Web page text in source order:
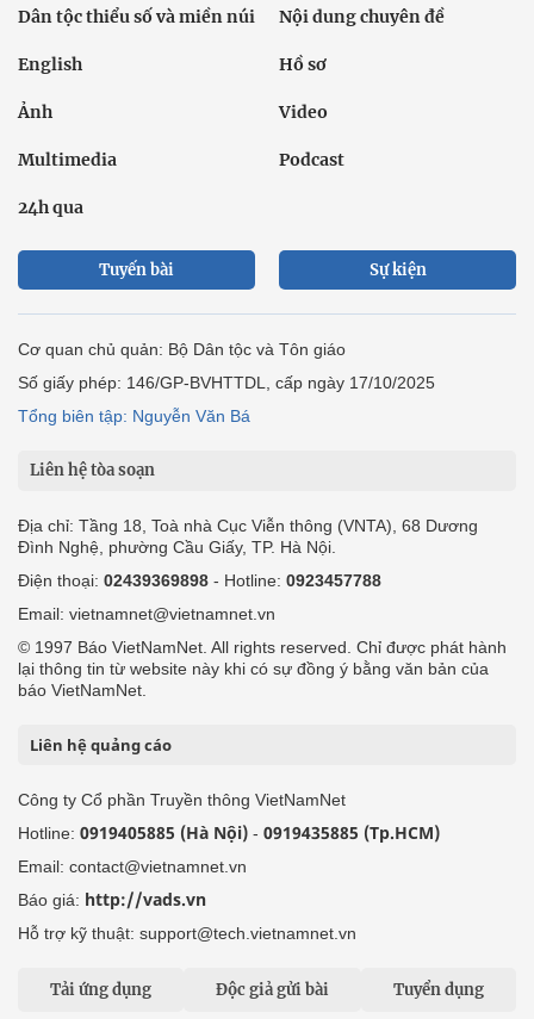
Dân tộc thiểu số và miền núi Nội dung chuyên đề
English Hồ sơ
Ảnh Video
Multimedia Podcast
24h qua
Tuyến bài Sự kiện
Cơ quan chủ quản: Bộ Dân tộc và Tôn giáo
Số giấy phép: 146/GP-BVHTTDL, cấp ngày 17/10/2025
Tổng biên tập: Nguyễn Văn Bá
Liên hệ tòa soạn
Địa chỉ: Tầng 18, Toà nhà Cục Viễn thông (VNTA), 68 Dương
Đình Nghệ, phường Cầu Giấy, TP. Hà Nội.
Điện thoại: 02439369898 - Hotline: 0923457788
Email: vietnamnet@vietnamnet.vn
© 1997 Báo VietNamNet. All rights reserved. Chỉ được phát hành
lại thông tin từ website này khi có sự đồng ý bằng văn bản của
báo VietNamNet.
Liên hệ quảng cáo
Công ty Cổ phần Truyền thông VietNamNet
Hotline: 0919405885 (Hà Nội) - 0919435885 (Tp.HCM)
Email: contact@vietnamnet.vn
Báo giá: http://vads.vn
Hỗ trợ kỹ thuật: support@tech.vietnamnet.vn
Tải ứng dụng Độc giả gửi bài Tuyển dụng